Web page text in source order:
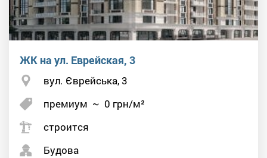
ЖК на ул. Еврейская, 3
вул. Єврейська, 3
премиум ~ 0 грн/м²
строится
Будова